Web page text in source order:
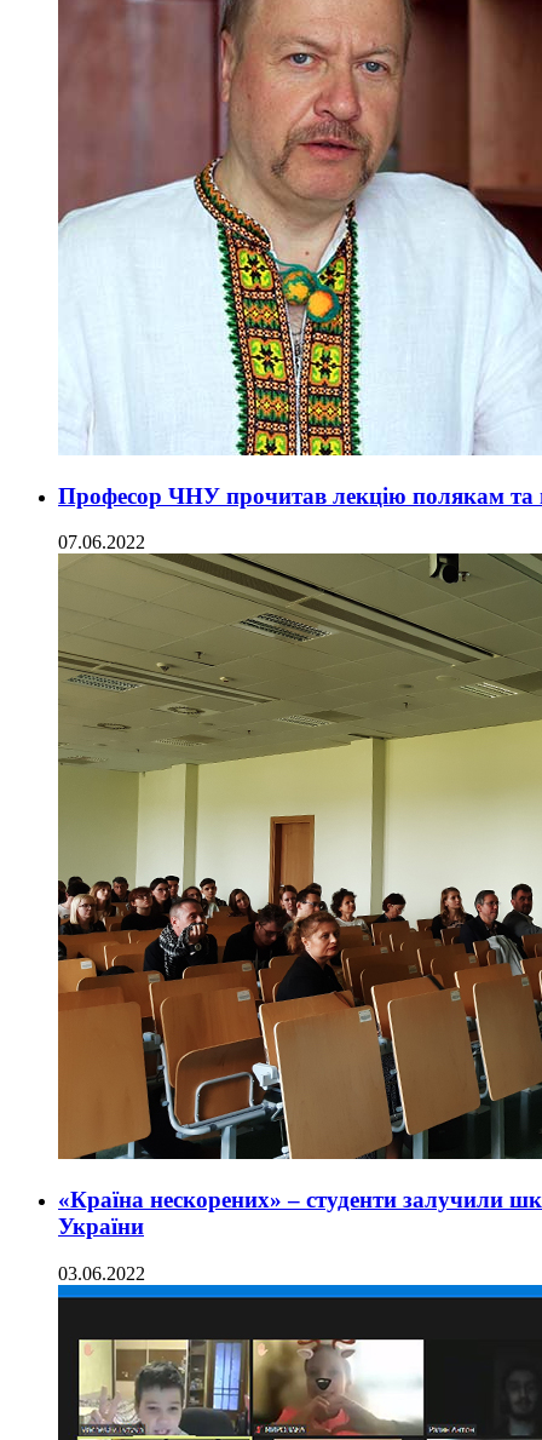
Професор ЧНУ прочитав лекцію полякам та
07.06.2022
«Країна нескорених» – студенти залучили
України
03.06.2022